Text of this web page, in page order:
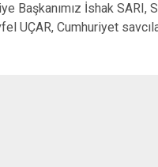
Geyve
Başkanımız İshak SARI,
UÇAR, Cumhuriyet